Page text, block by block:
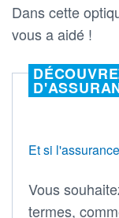
Dans cette
vous a aidé !
Et si
Vous
termes,